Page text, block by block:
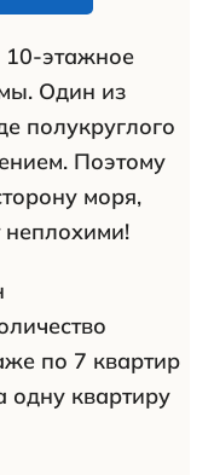
этажное
Один из
полукруглого
Поэтому
моря,
неплохими!
по 7 квартир
одну квартиру